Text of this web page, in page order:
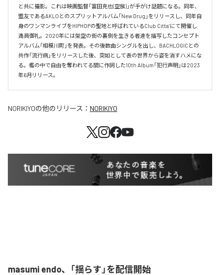
と共に撮影。これは映画監督「富田克也(空族)」が手がけ話題になる。同年、
盟友であるAKLOとのスプリットアルバム「New Drug」をリリースし、同年自
身のワンマンライブをHIPHOPの聖地と呼ばれているClub Citta’にて開催し
満員御礼。2020年には架空の街の裏側を生きる者達を描写したコンセプト
アルバム「相模川町」を発表。その後数曲シングルを出し、BACHLOGICとの
共作「流行病」をリリースした後、突如として表の世界から姿を消すハメにな
る。檻の中で自由を奪われてる間に作詞した10th Album「犯行声明」は2023
年6月リリース。
NORIKIYOの他のリリース： NORIKIYO
masumi endo、「揺らす」を配信開始